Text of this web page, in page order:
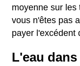
moyenne sur les
vous n'êtes pas
payer l'excédent
L'eau